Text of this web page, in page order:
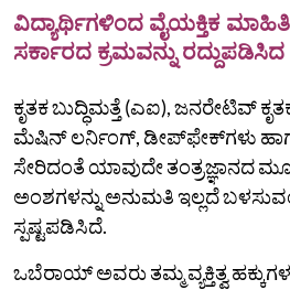
ವಿದ್ಯಾರ್ಥಿಗಳಿಂದ ವೈಯಕ್ತಿಕ
ಸರ್ಕಾರದ ಕ್ರಮವನ್ನು
ಕೃತಕ ಬುದ್ಧಿಮತ್ತೆ (ಎಐ), ಜನರೇಟಿವ್
ಮೆಷಿನ್ ಲರ್ನಿಂಗ್, ಡೀಪ್‌ಫೇಕ್‌ಗಳು
ಸೇರಿದಂತೆ ಯಾವುದೇ ತಂತ್ರಜ್ಞಾನದ
ಅಂಶಗಳನ್ನು ಅನುಮತಿ ಇಲ್ಲದೆ
ಸ್ಪಷ್ಟಪಡಿಸಿದೆ.
ಒಬೆರಾಯ್ ಅವರು ತಮ್ಮ ವ್ಯಕ್ತಿತ್ವ